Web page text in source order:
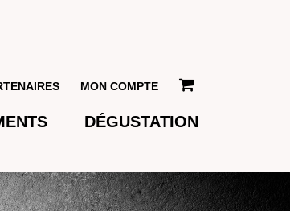
MON COMPTE
DÉGUSTATION